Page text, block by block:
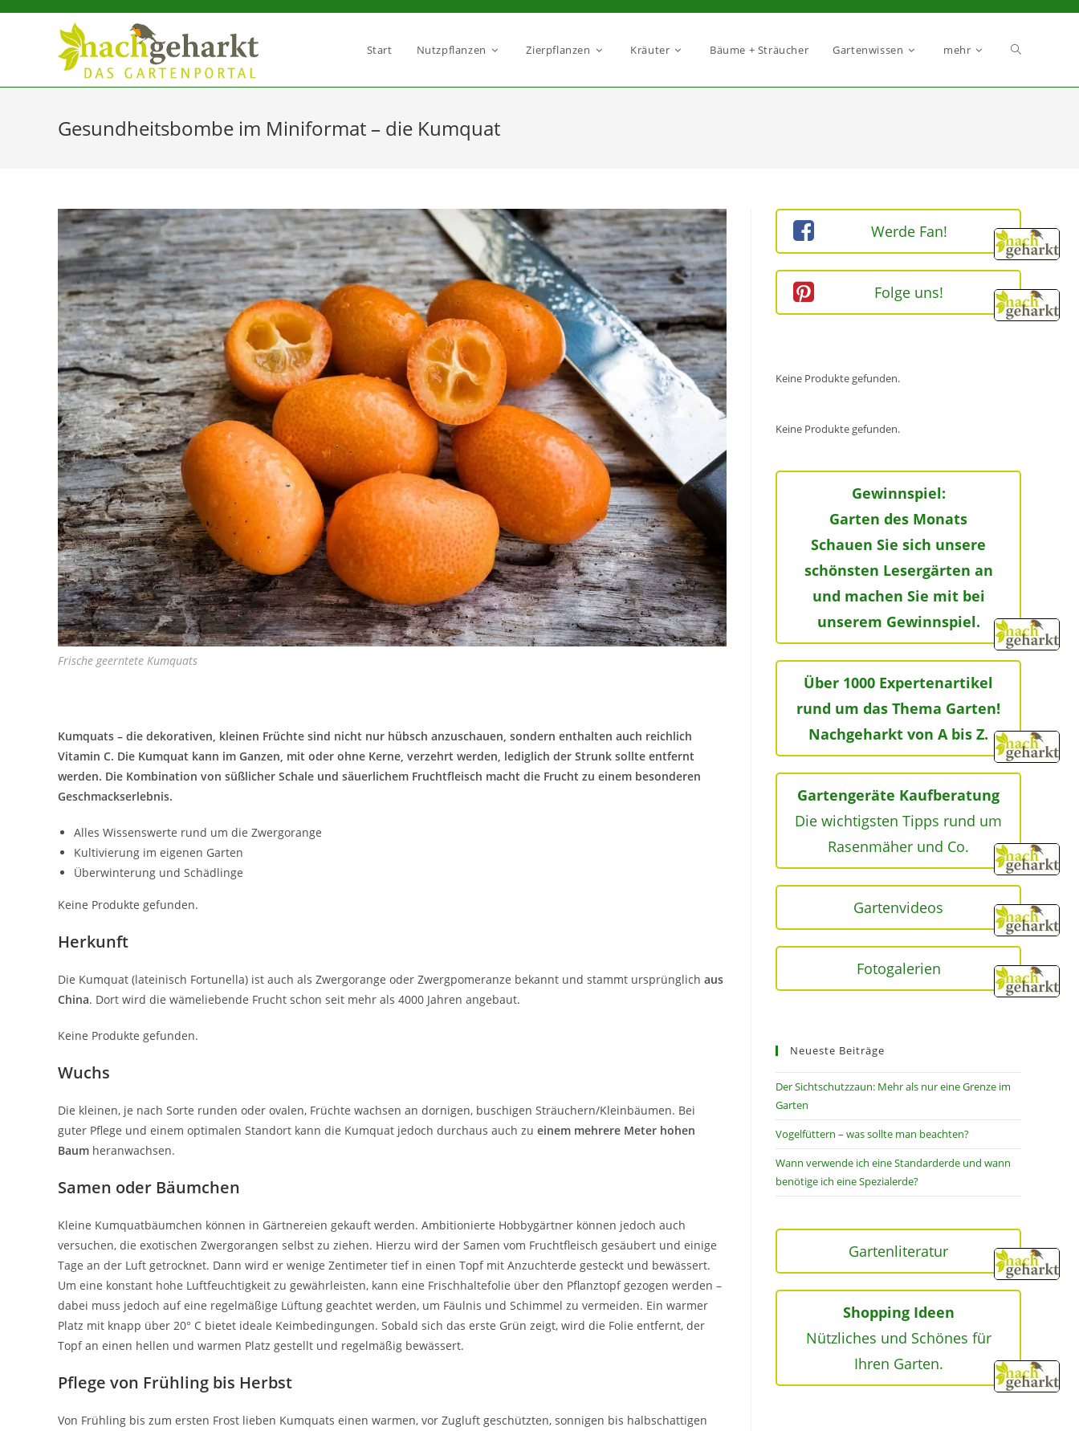
Sidebar-
Start Nutzpflanzen Zierpflanzen Kräuter Bäume + Sträucher Gartenwissen mehr
Gesundheitsbombe im Miniformat – die Kumquat
Frische geerntete Kumquats
Kumquats – die dekorativen, kleinen Früchte sind nicht nur hübsch anzuschauen, sondern enthalten auch reichlich
Vitamin C. Die Kumquat kann im Ganzen, mit oder ohne Kerne, verzehrt werden, lediglich der Strunk sollte entfernt
werden. Die Kombination von süßlicher Schale und säuerlichem Fruchtfleisch macht die Frucht zu einem besonderen
Geschmackserlebnis.
Alles Wissenswerte rund um die Zwergorange
Kultivierung im eigenen Garten
Überwinterung und Schädlinge
Keine Produkte gefunden.
Herkunft
Die Kumquat (lateinisch Fortunella) ist auch als Zwergorange oder Zwergpomeranze bekannt und stammt ursprünglich aus
China. Dort wird die wämeliebende Frucht schon seit mehr als 4000 Jahren angebaut.
Keine Produkte gefunden.
Wuchs
Die kleinen, je nach Sorte runden oder ovalen, Früchte wachsen an dornigen, buschigen Sträuchern/Kleinbäumen. Bei
guter Pflege und einem optimalen Standort kann die Kumquat jedoch durchaus auch zu einem mehrere Meter hohen
Baum heranwachsen.
Samen oder Bäumchen
Kleine Kumquatbäumchen können in Gärtnereien gekauft werden. Ambitionierte Hobbygärtner können jedoch auch
versuchen, die exotischen Zwergorangen selbst zu ziehen. Hierzu wird der Samen vom Fruchtfleisch gesäubert und einige
Tage an der Luft getrocknet. Dann wird er wenige Zentimeter tief in einen Topf mit Anzuchterde gesteckt und bewässert.
Um eine konstant hohe Luftfeuchtigkeit zu gewährleisten, kann eine Frischhaltefolie über den Pflanztopf gezogen werden –
dabei muss jedoch auf eine regelmäßige Lüftung geachtet werden, um Fäulnis und Schimmel zu vermeiden. Ein warmer
Platz mit knapp über 20° C bietet ideale Keimbedingungen. Sobald sich das erste Grün zeigt, wird die Folie entfernt, der
Topf an einen hellen und warmen Platz gestellt und regelmäßig bewässert.
Pflege von Frühling bis Herbst
Von Frühling bis zum ersten Frost lieben Kumquats einen warmen, vor Zugluft geschützten, sonnigen bis halbschattigen
Werde Fan!
Folge uns!
Keine Produkte gefunden.
Keine Produkte gefunden.
Gewinnspiel:
Garten des Monats
Schauen Sie sich unsere
schönsten Lesergärten an
und machen Sie mit bei
unserem Gewinnspiel.
Über 1000 Expertenartikel
rund um das Thema Garten!
Nachgeharkt von A bis Z.
Gartengeräte Kaufberatung
Die wichtigsten Tipps rund um
Rasenmäher und Co.
Gartenvideos
Fotogalerien
Neueste Beiträge
Der Sichtschutzzaun: Mehr als nur eine Grenze im
Garten
Vogelfüttern – was sollte man beachten?
Wann verwende ich eine Standarderde und wann
benötige ich eine Spezialerde?
Gartenliteratur
Shopping Ideen
Nützliches und Schönes für
Ihren Garten.